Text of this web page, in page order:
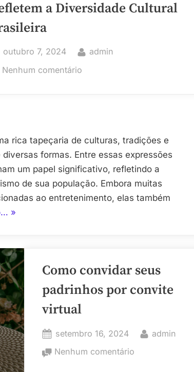
a
a Diversidade Cultural
Posted
on
outubro 7, 2024 By
admin
Nenhum comentário
Aposta
Refletem
a
Diversidade
Cultural
rica tapeçaria de culturas, tradições e
formas. Entre essas expressões
um papel significativo, refletindo a
de sua população. Embora muitas
ao entretenimento, elas também
“Como
de
Aposta
Refletem
a
Diversidade
Cultural
Brasileira”
»
Como convidar seus
padrinhos por convite
virtual
Posted
on
setembro 16, 2024 By
admin
Nenhum comentário